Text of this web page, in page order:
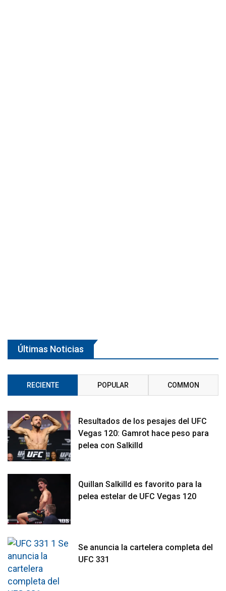
Últimas Noticias
RECIENTE POPULAR COMMON
Resultados de los pesajes del UFC
Vegas 120: Gamrot hace peso para
pelea con Salkilld
Quillan Salkilld es favorito para la
pelea estelar de UFC Vegas 120
Se anuncia la cartelera completa del
UFC 331